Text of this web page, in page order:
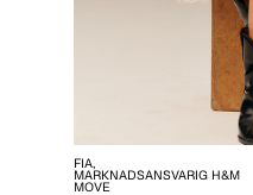
FIA,
MARKNADSANSVARIG H&M
MOVE